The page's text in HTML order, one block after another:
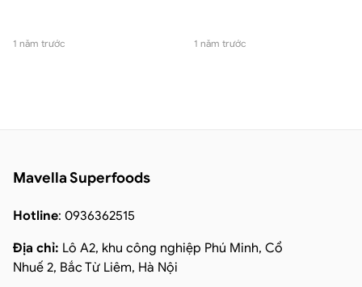
1 năm trước 1 năm trước
Mavella Superfoods
Hotline: 0936362515
Địa chỉ: Lô A2, khu công nghiệp Phú Minh, Cổ
Nhuế 2, Bắc Từ Liêm, Hà Nội